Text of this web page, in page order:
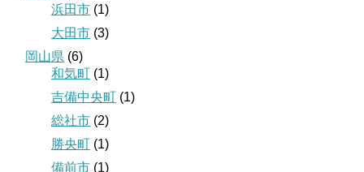
浜田市 (1)
大田市 (3)
岡山県 (6)
和気町 (1)
吉備中央町 (1)
総社市 (2)
勝央町 (1)
備前市 (1)